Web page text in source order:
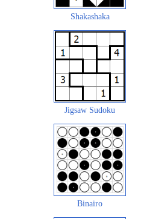
Shakashaka
Jigsaw Sudoku
Binairo